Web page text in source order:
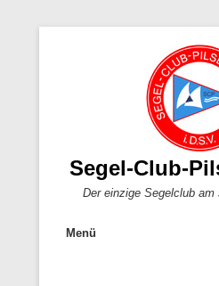
Segel-Club-
Der einzige Segelclub
Menü